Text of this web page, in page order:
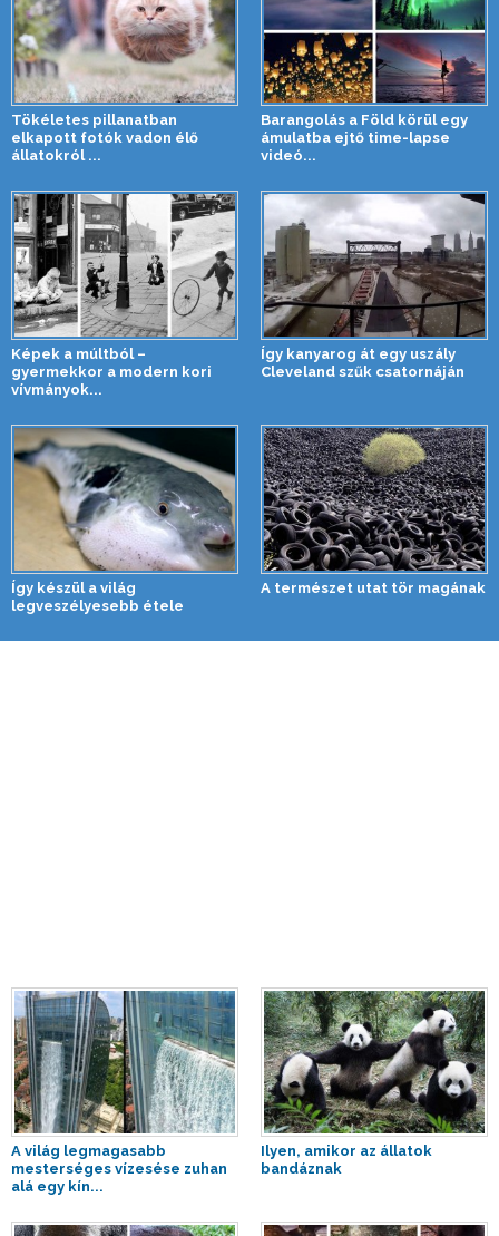
Tökéletes pillanatban
elkapott fotók vadon élő
állatokról ...
Barangolás a Föld körül egy
ámulatba ejtő time-lapse
videó...
Képek a múltból –
gyermekkor a modern kori
vívmányok...
Így kanyarog át egy uszály
Cleveland szűk csatornáján
Így készül a világ
legveszélyesebb étele
A természet utat tör magának
A világ legmagasabb
mesterséges vízesése zuhan
alá egy kín...
Ilyen, amikor az állatok
bandáznak